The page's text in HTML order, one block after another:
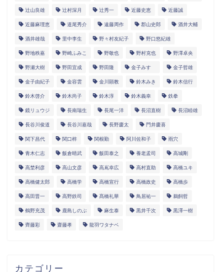
辻山良雄 辻村深月 辻秀一 近藤史恵 近藤誠
近藤麻理恵 道尾秀介 遠藤周作 郡山史郎 酒井大輔
酒井雄哉 里中李生 野々村友紀子 野口悠紀雄
野地秩嘉 野崎ふみこ 野敬也 野村克也 野澤卓央
野瀬大樹 野田宜成 野田隆 金子みすゞ 金子哲雄
金子由紀子 金容雲 金川顕教 鈴木みき 鈴木信行
鈴木啓介 鈴木尚子 鈴木淳 鈴木義幸 鉄拳
鏡リュウジ 長南瑞生 長尾一洋 長沼直樹 長沼睦雄
長谷川俊道 長谷川嘉哉 長野慶太 門井慶喜
関下昌代 関口梓 関根勤 阿川佐和子 雨穴
青木仁志 飯倉晴武 飯田泰之 養老孟司 高城剛
高埜利彦 高山文彦 高嶌幸広 高村直助 高橋ユキ
高橋健太郎 高橋学 高橋宣行 高橋政史 高橋歩
高田晋一 高野鉄司 髙橋礼華 鳥居祐一 鵜飼哲
鶴野充茂 鹿島しのぶ 麻生泰 黒井千次 黒澤一樹
齊藤彩 齋藤孝 龍羽ワタナベ
カテゴリー